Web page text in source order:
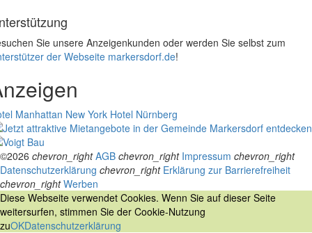
Sie unsere Anzeigenkunden oder werden Sie selbst zum
der Webseite markersdorf.de!
Manhattan New York Hotel Nürnberg
©2026 chevron_right AGB chevron_right Impressum chevron_right
Datenschutzerklärung chevron_right Erklärung zur Barrierefreiheit
chevron_right Werben
Diese Webseite verwendet Cookies. Wenn Sie auf dieser Seite
weitersurfen, stimmen Sie der Cookie-Nutzung
zuOKDatenschutzerklärung